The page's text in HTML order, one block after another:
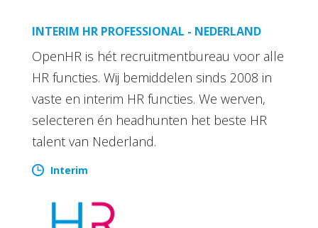
INTERIM HR PROFESSIONAL - NEDERLAND
OpenHR is hét recruitmentbureau voor alle
HR functies. Wij bemiddelen sinds 2008 in
vaste en interim HR functies. We werven,
selecteren én headhunten het beste HR
talent van Nederland.
Interim